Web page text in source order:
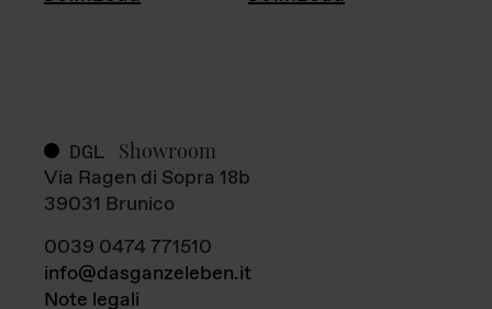
DGL Showroom
Via Ragen di Sopra 18b
39031 Brunico
0039 0474 771510
info@dasganzeleben.it
Note legali